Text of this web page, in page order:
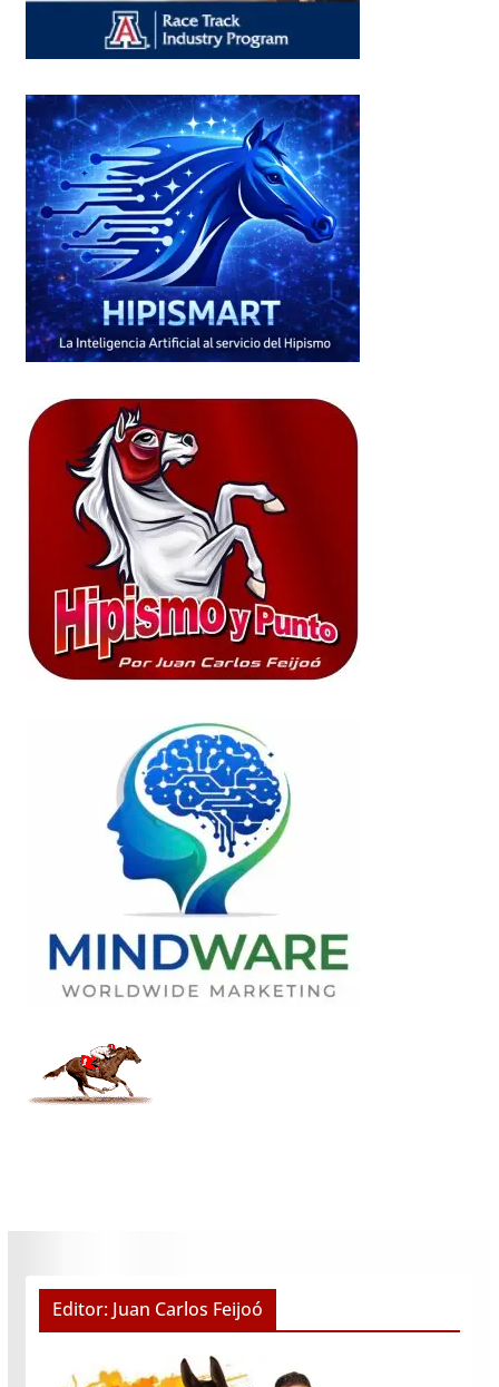
Editor: Juan Carlos Feijoó